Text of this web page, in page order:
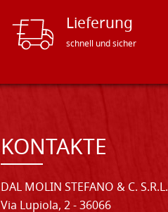
Lieferung
schnell und sicher
KONTAKTE
DAL MOLIN STEFANO & C. S.R.L.
Via Lupiola, 2 - 36066